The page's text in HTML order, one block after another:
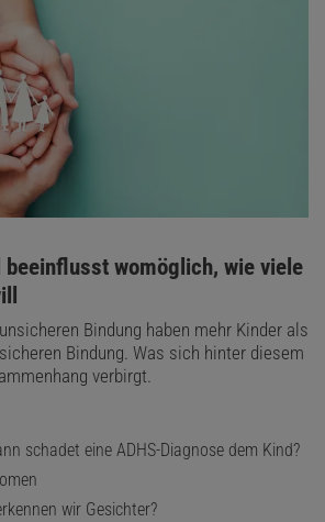
womöglich, wie viele
Bindung haben mehr Kinder als
Bindung. Was sich hinter diesem
verbirgt.
schadet eine ADHS-Diagnose dem Kind?
wir Gesichter?